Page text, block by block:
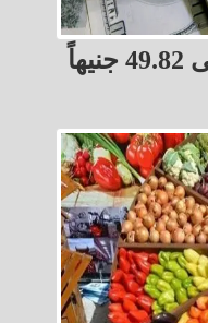
الدولار ينخفض 68 قرشًاً إلى 49.82 جنيهاً